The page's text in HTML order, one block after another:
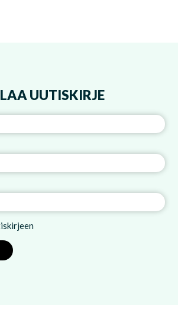
UUTISKIRJE